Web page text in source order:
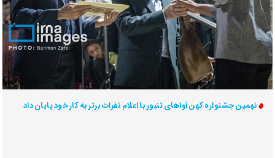
نهمین جشنواره کهن آواهای تنبور با اعلام نفرات برتر به کار خود پایان داد